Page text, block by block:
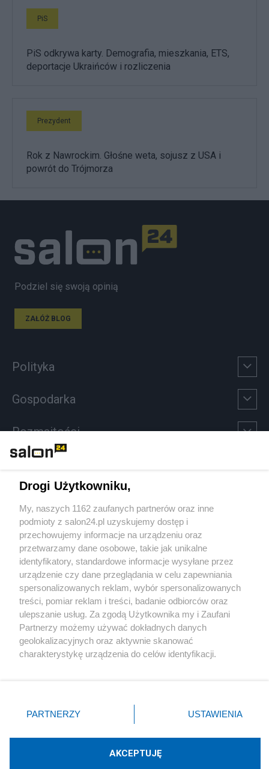
PiS
PiS odkrywa karty. Demografia, mieszkania, ETS,
deportacje Ukraińców i rozliczenia
Prezydent
Rok z Nawrockim. Głośne weta, sojusz z USA i
powrót do Trójmorza
Podziel się swoją opinią
ZAŁÓŻ BLOG
Polityka
Gospodarka
Rozmaitości
Sport
Społeczeństwo
Kultura
X Facebook Instagram Youtube
Drogi Użytkowniku,
My, naszych 1162 zaufanych partnerów oraz inne
podmioty z salon24.pl uzyskujemy dostęp i
przechowujemy informacje na urządzeniu oraz
przetwarzamy dane osobowe, takie jak unikalne
identyfikatory, standardowe informacje wysyłane przez
urządzenie czy dane przeglądania w celu zapewniania
spersonalizowanych reklam, wybór spersonalizowanych
treści, pomiar reklam i treści, badanie odbiorców oraz
ulepszanie usług. Za zgodą Użytkownika my i Zaufani
Partnerzy możemy używać dokładnych danych
geolokalizacyjnych oraz aktywnie skanować
charakterystykę urządzenia do celów identyfikacji.
zmienić/wycofać klikając przycisk ustawień prywatności
znajdujący się w lewym dolnym rogu strony
rodzaje przetwarzania danych nie wymagają zgody
użytkownika, ale masz prawo sprzeciwić się takiemu
PARTNERZY USTAWIENIA
AKCEPTUJĘ